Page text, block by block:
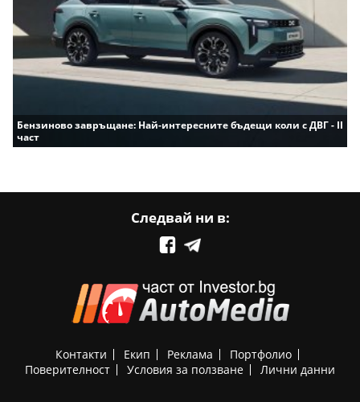
Бензиново завръщане: Най-интересните бъдещи коли с ДВГ - II
част
Следвай ни в:
Контакти Екип Реклама
Портфолио
Поверителност
Условия за ползване Лични данни